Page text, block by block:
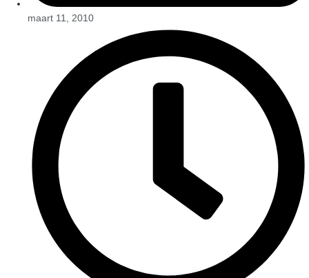
maart 11, 2010